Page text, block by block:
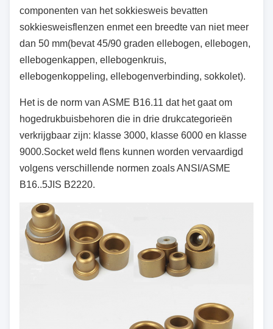
componenten van het sokkiesweis bevatten
sokkiesweisflenzen enmet een breedte van niet meer
dan 50 mm(bevat 45/90 graden ellebogen, ellebogen,
ellebogenkappen, ellebogenkruis,
ellebogenkoppeling, ellebogenverbinding, sokkolet).
Het is de norm van ASME B16.11 dat het gaat om
hogedrukbuisbehoren die in drie drukcategorieën
verkrijgbaar zijn: klasse 3000, klasse 6000 en klasse
9000.Socket weld flens kunnen worden vervaardigd
volgens verschillende normen zoals ANSI/ASME
B16..5JIS B2220.